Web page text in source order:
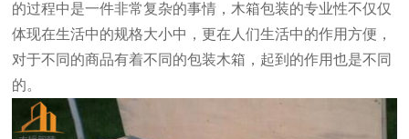
的过程中是一件非常复杂的事情，木箱包装的专业性不仅仅
体现在生活中的规格大小中，更在人们生活中的作用方便，
对于不同的商品有着不同的包装木箱，起到的作用也是不同
的。